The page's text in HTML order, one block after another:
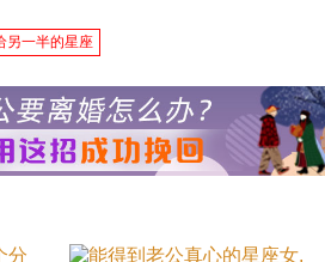
另一半的星座